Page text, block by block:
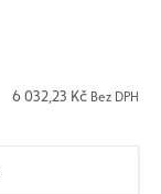
6 032,23 Kč Bez DPH